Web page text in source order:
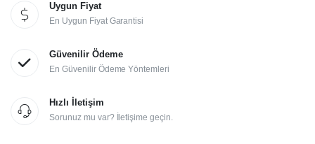
Uygun Fiyat
En Uygun Fiyat Garantisi
Güvenilir Ödeme
En Güvenilir Ödeme Yöntemleri
Hızlı İletişim
Sorunuz mu var? İletişime geçin.